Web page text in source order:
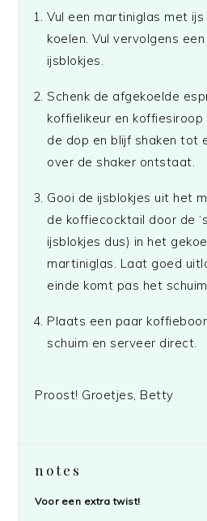
Vul een martiniglas met
koelen. Vul vervolgens
ijsblokjes.
Schenk de afgekoelde
koffielikeur en
de dop en blijf shaken tot
over de shaker ontstaat.
Gooi de ijsblokjes uit het
de koffiecocktail door de
ijsblokjes dus) in het
martiniglas. Laat goed
einde komt pas het
Plaats een paar
schuim en serveer direct.
Proost! Groetjes, Betty
notes
Voor een extra twist!